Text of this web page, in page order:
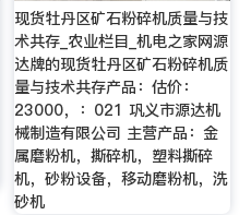
现货牡丹区矿石粉碎机质量与技
术共存_农业栏目_机电之家网源
达牌的现货牡丹区矿石粉碎机质
量与技术共存产品：估价：
23000，：021 巩义市源达机
械制造有限公司 主营产品：金
属磨粉机，撕碎机，塑料撕碎
机，砂粉设备，移动磨粉机，洗
砂机